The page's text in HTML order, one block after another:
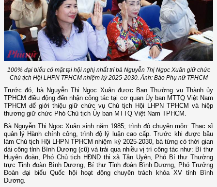
100% đại biểu có mặt tại hội nghị nhất trí bà Nguyễn Thị Ngọc Xuân giữ chức
Chủ tịch Hội LHPN TPHCM nhiệm kỳ 2025-2030. Ảnh: Báo Phụ nữ TPHCM
Trước đó, bà Nguyễn Thị Ngọc Xuân được Ban Thường vụ Thành ủy
TPHCM điều động đến nhận công tác tại cơ quan Ủy ban MTTQ Việt Nam
TPHCM để giới thiệu giữ chức vụ Chủ tịch Hội LHPN TPHCM và hiệp
thương giữ chức Phó Chủ tịch Ủy ban MTTQ Việt Nam TPHCM.
Bà Nguyễn Thị Ngọc Xuân sinh năm 1985; trình độ chuyên môn: Thạc sĩ
quản lý Hành chính công, trình độ lý luận cao cấp. Trước khi được bầu
làm Chủ tịch Hội LHPN TPHCM nhiệm kỳ 2025-2030, bà từng có thời gian
dài công tỉnh Bình Dương (cũ) và trải qua nhiều vị trí công tác như: Bí thư
Huyện đoàn, Phó Chủ tịch HĐND thị xã Tân Uyên, Phó Bí thư Thường
trực Tỉnh đoàn Bình Dương, Bí thư Tỉnh đoàn Bình Dương, Phó Trưởng
Đoàn đại biểu Quốc hội hoạt động chuyên trách khóa XV tỉnh Bình
Dương.